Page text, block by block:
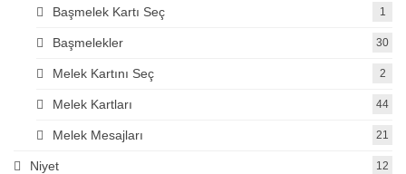
Başmelek Kartı Seç 1
Başmelekler 30
Melek Kartını Seç 2
Melek Kartları 44
Melek Mesajları 21
Niyet 12